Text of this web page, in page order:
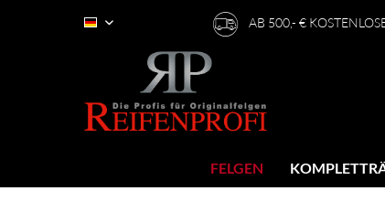
AB 500,- €
Deutsch
FELGEN